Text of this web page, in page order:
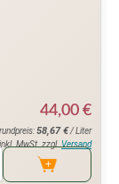
44,00 €
58,67€/ Liter
inkl. MwSt. zzgl. Versand